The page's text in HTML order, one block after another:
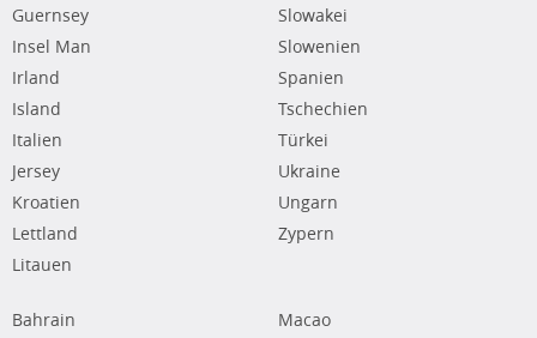
Guernsey
Insel Man
Irland
Island
Italien
Jersey
Kroatien
Lettland
Litauen
Slowakei
Slowenien
Spanien
Tschechien
Türkei
Ukraine
Ungarn
Zypern
Bahrain
Macao